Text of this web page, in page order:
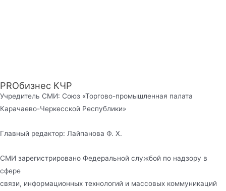
PROбизнес КЧР
Учредитель СМИ: Союз «Торгово-промышленная палата
Карачаево-Черкесской Республики»
Главный редактор: Лайпанова Ф. Х.
СМИ зарегистрировано Федеральной службой по надзору в
сфере
связи, информационных технологий и массовых коммуникаций